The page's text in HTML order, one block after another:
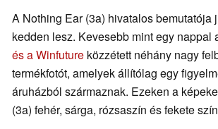
A Nothing Ear (3a) hivatalos bemutatója
kedden lesz. Kevesebb mint egy nappal
és a Winfuture közzétett néhány nagy
termékfotót, amelyek állítólag egy
áruházból származnak. Ezeken a
(3a) fehér, sárga, rózsaszín és fekete